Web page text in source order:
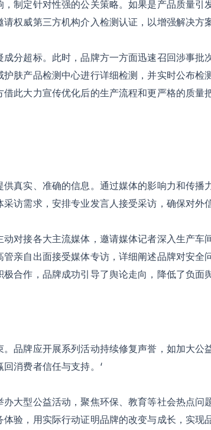
制定针对性强的公关策略。如果是产品质量引
权威第三方机构介入检测认证，以增强解决方
分超标。此时，品牌方一方面迅速召回涉事批
肤产品检测中心进行详细检测，并实时公布检
此大力宣传优化后的生产流程和更严格的质量
真实、准确的信息。通过媒体的影响力和传播
访需求，安排专业发言人接受采访，确保对外
对接各大主流媒体，邀请媒体记者深入生产车
亲自出面接受媒体专访，详细阐述品牌对安全
合作，品牌成功引导了舆论走向，降低了负面
品牌应开展系列活动持续修复声誉，如加大公
消费者信任与支持。‘
大型公益活动，聚焦环保、教育等社会热点问
验，用实际行动证明品牌的改变与成长，实现